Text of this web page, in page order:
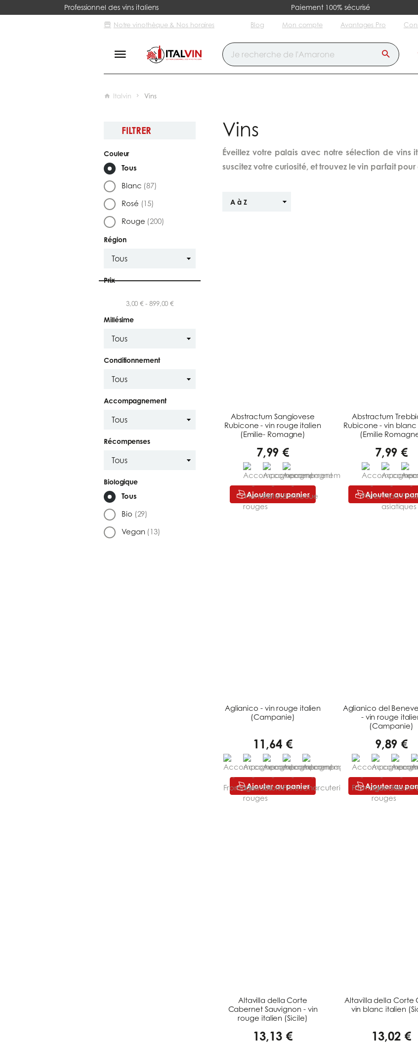
Professionnel des vins italiens Paiement 100% sécurisé
Notre vinothèque & Nos horaires Blog Mon compte Avantages Pro
Italvin Vins
FILTRER
Couleur
Tous
Blanc (87)
Rosé (15)
Rouge (200)
Région
Prix
3,00 € - 899,00 €
Millésime
Conditionnement
Accompagnement
Récompenses
Biologique
Tous
Bio (29)
Vegan (13)
Vins
Éveillez votre palais avec notre sélection de vins
suscitez votre curiosité, et trouvez le vin parfait
Abstractum Sangiovese
Rubicone - vin rouge italien
(Emilie- Romagne)
7,99 €
Ajouter au panier
Abstractum
Rubicone - vin blanc
(Emilie
7,99 €
Ajouter au
Aglianico - vin rouge italien
(Campanie)
11,64 €
Ajouter au panier
Aglianico del
- vin rouge
(Campanie)
9,89 €
Ajouter au
Altavilla della Corte
Cabernet Sauvignon - vin
rouge italien (Sicile)
13,13 €
Altavilla della Corte
vin blanc italien
13,02 €